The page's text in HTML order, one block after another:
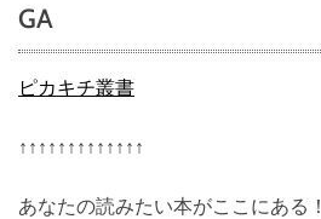
GA
ピカキチ叢書
↑↑↑↑↑↑↑↑↑↑↑↑↑
あなたの読みたい本がここにある！